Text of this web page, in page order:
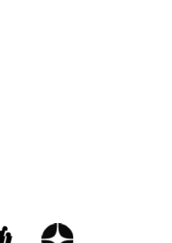
стандарту
что его можно